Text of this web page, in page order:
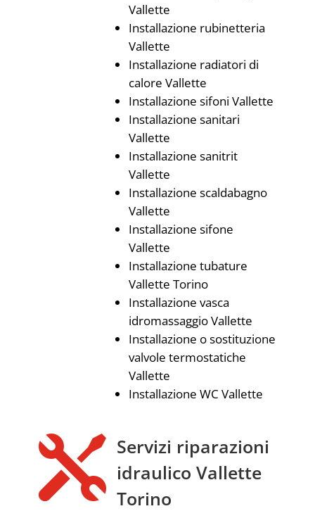
Vallette
Installazione rubinetteria
Vallette
Installazione radiatori di
calore Vallette
Installazione sifoni Vallette
Installazione sanitari
Vallette
Installazione sanitrit
Vallette
Installazione scaldabagno
Vallette
Installazione sifone
Vallette
Installazione tubature
Vallette Torino
Installazione vasca
idromassaggio Vallette
Installazione o sostituzione
valvole termostatiche
Vallette
Installazione WC Vallette
 Servizi riparazioni
idraulico Vallette
Torino